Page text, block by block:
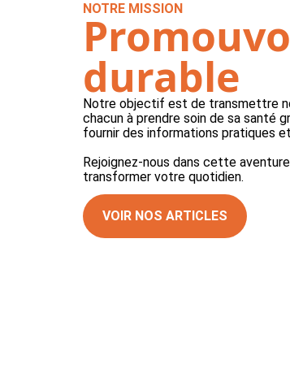
NOTRE MISSION
durable
Notre objectif est de transmettre
chacun à prendre soin de sa santé
fournir des informations pratiques
Rejoignez-nous dans cette
transformer votre quotidien.
VOIR NOS ARTICLES